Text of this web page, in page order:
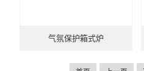
气氛保护箱式炉